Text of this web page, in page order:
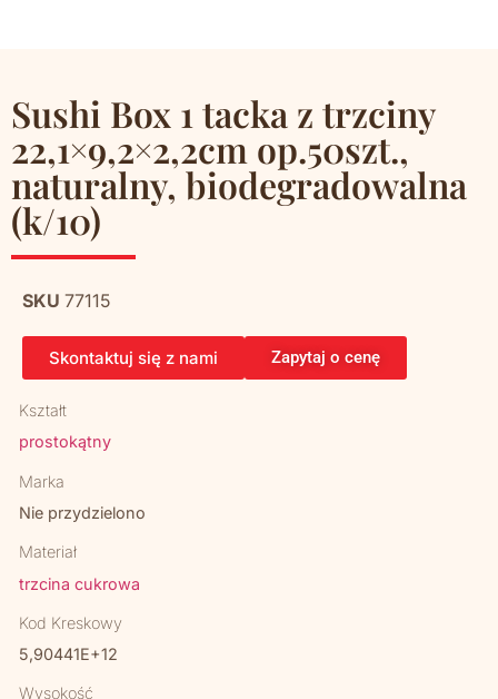
Sushi Box 1 tacka z trzciny
22,1×9,2×2,2cm op.50szt.,
naturalny, biodegradowalna
(k/10)
SKU 77115
Skontaktuj się z nami Zapytaj o cenę
Kształt
prostokątny
Marka
Nie przydzielono
Materiał
trzcina cukrowa
Kod Kreskowy
5,90441E+12
Wysokość